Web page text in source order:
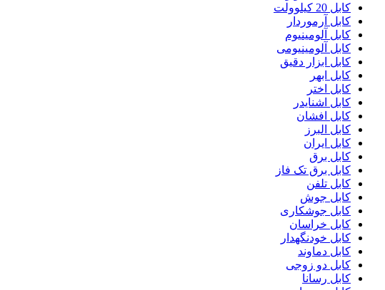
کابل 20 کیلوولت
کابل آرموردار
کابل آلومینیوم
کابل آلومینیومی
کابل ابزار دقیق
کابل ابهر
کابل اختر
کابل اشنایدر
کابل افشان
کابل البرز
کابل ایران
کابل برق
کابل برق تک فاز
کابل تلفن
کابل جوش
کابل جوشکاری
کابل خراسان
کابل خودنگهدار
کابل دماوند
کابل دو زوجی
کابل رسانا